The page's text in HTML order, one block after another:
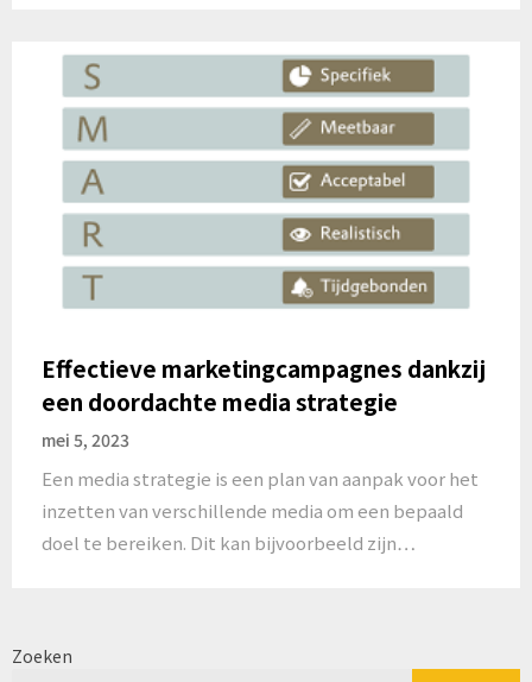
Effectieve marketingcampagnes dankzij
een doordachte media strategie
mei 5, 2023
Een media strategie is een plan van aanpak voor het
inzetten van verschillende media om een bepaald
doel te bereiken. Dit kan bijvoorbeeld zijn…
Zoeken